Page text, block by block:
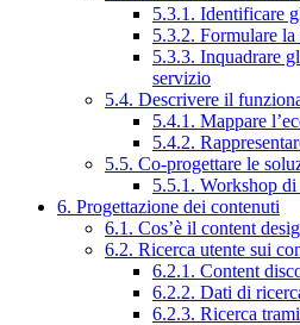
5.3.1. Identificare
5.3.2. Formulare
5.3.3. Inquadrare
servizio
5.4. Descrivere il
5.4.1. Mappare
5.4.2.
5.5. Co-progettare le
5.5.1. Workshop
6. Progettazione dei contenuti
6.1. Cos’è il content
6.2. Ricerca utente sui
6.2.1. Content
6.2.2. Dati di
6.2.3. Ricerca